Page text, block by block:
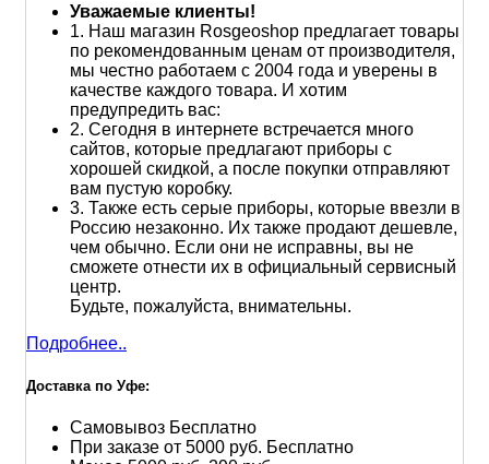
Уважаемые клиенты!
1. Наш магазин Rosgeoshop предлагает товары
по рекомендованным ценам от производителя,
мы честно работаем с 2004 года и уверены в
качестве каждого товара. И хотим
предупредить вас:
2. Сегодня в интернете встречается много
сайтов, которые предлагают приборы с
хорошей скидкой, а после покупки отправляют
вам пустую коробку.
3. Также есть серые приборы, которые ввезли в
Россию незаконно. Их также продают дешевле,
чем обычно. Если они не исправны, вы не
сможете отнести их в официальный сервисный
центр.
Будьте, пожалуйста, внимательны.
Подробнее..
Доставка по Уфе:
Самовывоз Бесплатно
При заказе от 5000 руб. Бесплатно